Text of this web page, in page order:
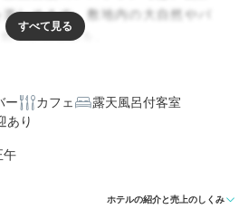
しめます。敷地内の大自然やバ
やされる旅を。
すめの３つのポイント
ー カフェ
露天風呂付客室
あり
午
ホテルの紹介と売上のしくみ